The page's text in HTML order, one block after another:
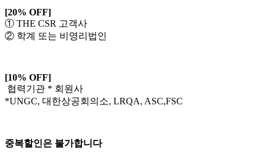
[20% OFF]
① THE CSR 고객사
② 학계 또는 비영리법인
[10% OFF]
협력기관 * 회원사
*UNGC, 대한상공회의소, LRQA, ASC,FSC
중복할인은 불가합니다